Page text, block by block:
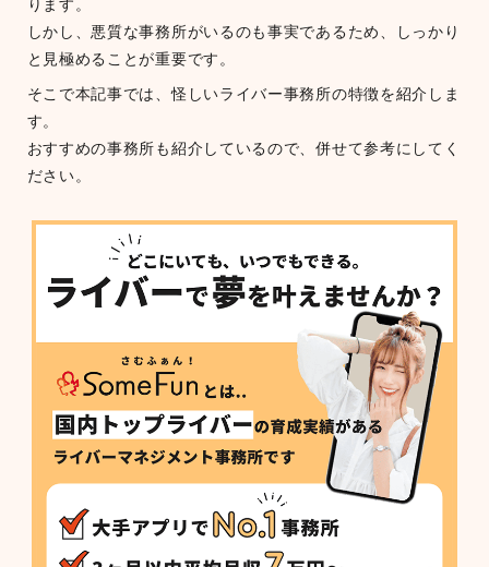
ります。
しかし、悪質な事務所がいるのも事実であるため、しっかり
と見極めることが重要です。
そこで本記事では、怪しいライバー事務所の特徴を紹介しま
す。
おすすめの事務所も紹介しているので、併せて参考にしてく
ださい。